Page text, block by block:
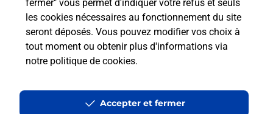
fermer" vous permet d'indiquer votre refus et seuls
les cookies nécessaires au fonctionnement du site
seront déposés. Vous pouvez modifier vos choix à
tout moment ou obtenir plus d'informations via
notre politique de cookies.
Accepter et fermer
Localiser Liste Boîtes aux lettres Jura Balanod
Accessibilité : partiellement conforme